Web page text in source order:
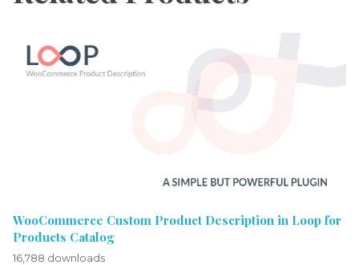
WooCommerce Custom Product Description in Loop for
Products Catalog
16,788 downloads